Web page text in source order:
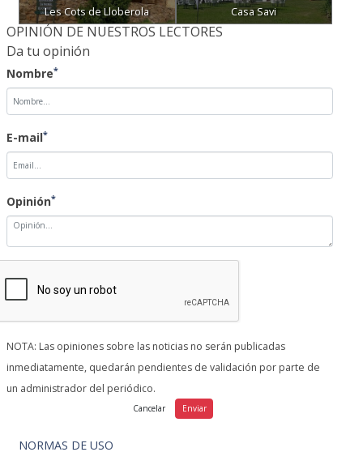
Les Cots de Lloberola Casa Savi
OPINIÓN DE NUESTROS LECTORES
Da tu opinión
Nombre*
E-mail*
Opinión*
NOTA: Las opiniones sobre las noticias no serán publicadas
inmediatamente, quedarán pendientes de validación por parte de
un administrador del periódico.
NORMAS DE USO